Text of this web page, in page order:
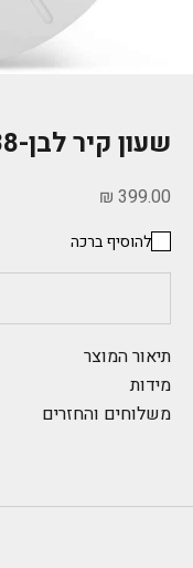
שעון קיר לבן-38
מחיר מבצע
399.00 ₪
להוסיף ברכה
תיאור המוצר
מידות
משלוחים והחזרים